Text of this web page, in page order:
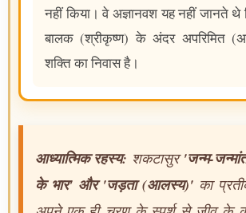
नहीं किया। वे अज्ञानवश यह नहीं जानते
बालक (श्रीकृष्ण) के अंदर अपरिमित
शक्ति का निवास है।
आध्यात्मिक रहस्य: शकटासुर'जन्म-
के भार' और 'जड़ता (आलस्य)' का